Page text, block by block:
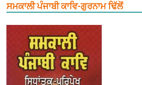
ਸਮਕਾਲੀ ਪੰਜਾਬੀ ਕਾਵਿ-ਗੁਰਨਾਮ ਢਿੱਲੋਂ